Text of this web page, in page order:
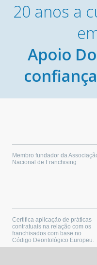
20 anos a
Apoio
Membro fundador da
Nacional de Franchising
Certifica aplicação de práticas
contratuais na relação com os
franchisados com base no
Código Deontológico Europeu.